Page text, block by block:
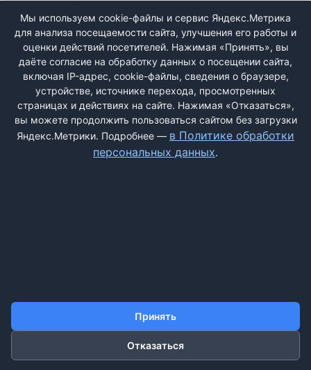
в этом месте). За 4 года практически не встречал ни одного
вежливого кассира в этом магазине (за исключением
женщины лет 45. но она довольно быстро уволилась). Стиль
общения с клиентами просто возмутительный. Вульгарные
фразочки, полное ...
©2011-2026 ДОСКАЖАЛОБ.РФ
Мы используем cookie-файлы и сервис Яндекс.Метрика
для анализа посещаемости сайта, улучшения его работы и
оценки действий посетителей. Нажимая «Принять», вы
даёте согласие на обработку данных о посещении сайта,
включая IP-адрес, cookie-файлы, сведения о браузере,
устройстве, источнике перехода, просмотренных
страницах и действиях на сайте. Нажимая «Отказаться»,
вы можете продолжить пользоваться сайтом без загрузки
Яндекс.Метрики. Подробнее — в Политике обработки
персональных данных.
Принять
Отказаться